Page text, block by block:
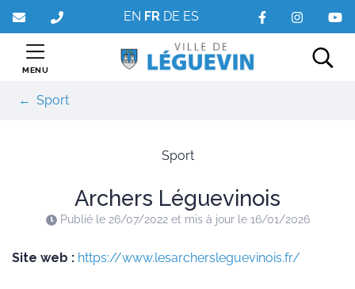
Aller
au
contenu
EN FR DE ES
MENU
Sport
Sport
Archers Léguevinois
Publié le 26/07/2022et mis à jour le 16/01/2026
Site web : https://www.lesarchersleguevinois.fr/